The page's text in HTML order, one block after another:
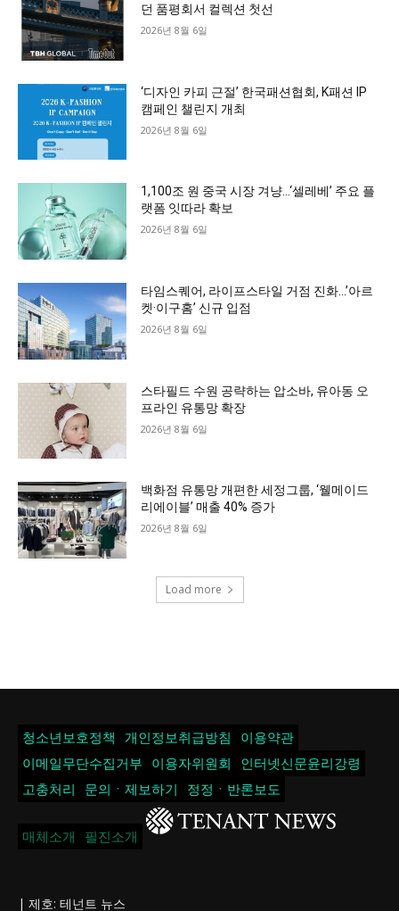
던 품평회서 컬렉션 첫선
2026년 8월 6일
‘디자인 카피 근절’ 한국패션협회, K패션 IP
캠페인 챌린지 개최
2026년 8월 6일
1,100조 원 중국 시장 겨냥…‘셀레베’ 주요 플
랫폼 잇따라 확보
2026년 8월 6일
타임스퀘어, 라이프스타일 거점 진화…’아르
켓·이구홈’ 신규 입점
2026년 8월 6일
스타필드 수원 공략하는 압소바, 유아동 오
프라인 유통망 확장
2026년 8월 6일
백화점 유통망 개편한 세정그룹, ‘웰메이드
리에이블’ 매출 40% 증가
2026년 8월 6일
Load more
청소년보호정책 개인정보취급방침
이용약관
이메일무단수집거부
이용자위원회
인터넷신문윤리강령
고충처리
문의ㆍ제보하기 정정ㆍ반론보도
매체소개 필진소개
| 제호: 테넌트 뉴스